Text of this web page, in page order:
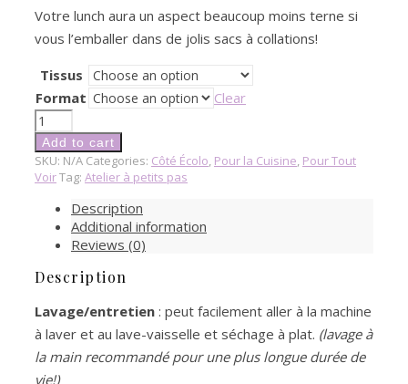
Votre lunch aura un aspect beaucoup moins terne si
vous l’emballer dans de jolis sacs à collations!
Tissus
Format
Clear
Sacs
à
Sandwich,
Collations,
Ustensiles
Pailles
quantity
Add to cart
SKU: N/A Categories: Côté Écolo, Pour la Cuisine, Pour Tout
VoirTag: Atelier à petits pas
Description
Additional information
Reviews (0)
Description
Lavage/entretien : peut facilement aller à la machine
à laver et au lave-vaisselle et séchage à plat. (lavage à
la main recommandé pour une plus longue durée de
vie!)